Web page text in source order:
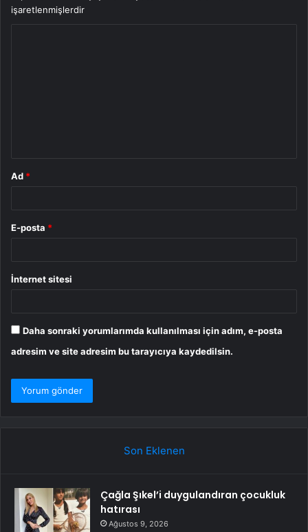
işaretlenmişlerdir
Ad *
E-posta *
İnternet sitesi
Daha sonraki yorumlarımda kullanılması için adım, e-posta
adresim ve site adresim bu tarayıcıya kaydedilsin.
Son Eklenen
Çağla Şıkel’i duygulandıran çocukluk
hatırası
Ağustos 9, 2026